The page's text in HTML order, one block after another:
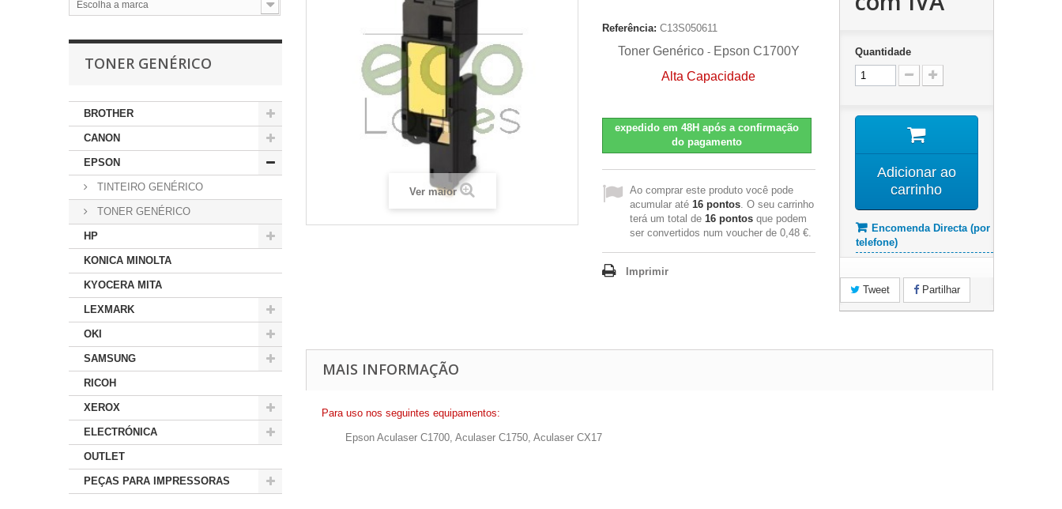
Escolha a marca
TONER GENÉRICO
BROTHER
CANON
EPSON
TINTEIRO GENÉRICO
TONER GENÉRICO
HP
KONICA MINOLTA
KYOCERA MITA
LEXMARK
OKI
SAMSUNG
RICOH
XEROX
ELECTRÓNICA
OUTLET
PEÇAS PARA IMPRESSORAS
Ver maior
Referência: C13S050611
Toner Genérico- Epson C1700Y
Alta Capacidade
expedido em 48H após a confirmação
do pagamento
Ao comprar este produto você pode
acumular até 16 pontos . O seu carrinho
terá um total de 16 pontos que podem
ser convertidos num voucher de 0,48 €
Imprimir
Quantidade
Adicionar ao
carrinho
Encomenda Directa (por
telefone)
Tweet Partilhar
MAIS INFORMAÇÃO
Para uso nos seguintes equipamentos:
Epson Aculaser C1700, Aculaser C1750, Aculaser CX17